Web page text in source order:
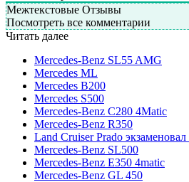
Межтекстовые Отзывы
Посмотреть все комментарии
Читать далее
Mercedes-Benz SL55 AMG
Mercedes ML
Mercedes B200
Mercedes S500
Mercedes-Benz C280 4Matic
Mercedes-Benz R350
Land Cruiser Prado
Mercedes-Benz SL500
Mercedes-Benz E350 4matic
Mercedes-Benz GL 450